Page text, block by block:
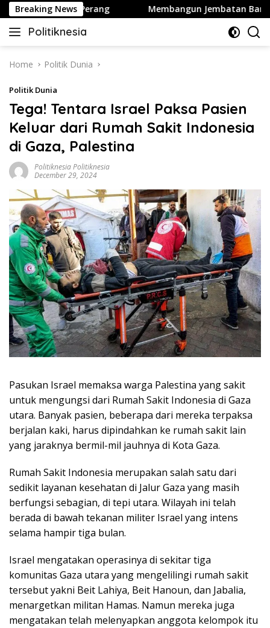
Skip
to
content
Breaking News
Hentikan Perang Membangun Jembatan Baru
Politiknesia
Politiknesia.com
Home Politik Dunia
Politik Dunia
Tega! Tentara Israel Paksa Pasien
Keluar dari Rumah Sakit Indonesia
di Gaza, Palestina
Politiknesia Politiknesia
December 29, 2024
Pasukan Israel memaksa warga Palestina yang sakit
untuk mengungsi dari Rumah Sakit Indonesia di Gaza
utara. Banyak pasien, beberapa dari mereka terpaksa
berjalan kaki, harus dipindahkan ke rumah sakit lain
yang jaraknya bermil-mil jauhnya di Kota Gaza.
Rumah Sakit Indonesia merupakan salah satu dari
sedikit layanan kesehatan di Jalur Gaza yang masih
berfungsi sebagian, di tepi utara. Wilayah ini telah
berada di bawah tekanan militer Israel yang intens
selama hampir tiga bulan.
Israel mengatakan operasinya di sekitar tiga
komunitas Gaza utara yang mengelilingi rumah sakit
tersebut yakni Beit Lahiya, Beit Hanoun, dan Jabalia,
menargetkan militan Hamas. Namun mereka juga
mengatakan telah melenyapkan anggota kelompok itu